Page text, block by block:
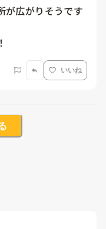
が広がりそうです
いいね